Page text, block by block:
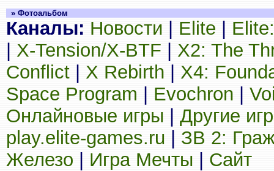
» Фотоальбом
Каналы: Новости Elite
X-Tension/X-BTF
X2: The
Conflict
X Rebirth
X4:
Space Program
Evochron
Онлайновые игры
Другие
play.elite-games.ru
ЗВ 2:
Железо
Игра Мечты Сайт